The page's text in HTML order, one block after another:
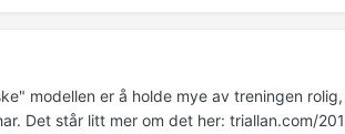
modellen er å holde mye av treningen
Det står litt mer om det her: triallan.com/